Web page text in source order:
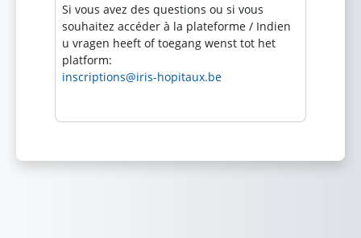
Si vous avez des questions ou si vous
souhaitez accéder à la plateforme / Indien
u vragen heeft of toegang wenst tot het
platform:
inscriptions@iris-hopitaux.be